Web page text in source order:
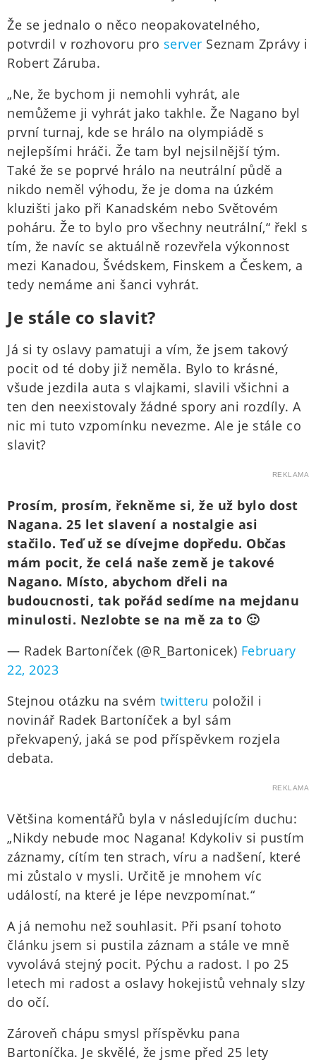
Že se jednalo o něco neopakovatelného,
potvrdil v rozhovoru pro server Seznam Zprávy i
Robert Záruba.
„Ne, že bychom ji nemohli vyhrát, ale
nemůžeme ji vyhrát jako takhle. Že Nagano byl
první turnaj, kde se hrálo na olympiádě s
nejlepšími hráči. Že tam byl nejsilnější tým.
Také že se poprvé hrálo na neutrální půdě a
nikdo neměl výhodu, že je doma na úzkém
kluzišti jako při Kanadském nebo Světovém
poháru. Že to bylo pro všechny neutrální,“ řekl s
tím, že navíc se aktuálně rozevřela výkonnost
mezi Kanadou, Švédskem, Finskem a Českem, a
tedy nemáme ani šanci vyhrát.
Je stále co slavit?
Já si ty oslavy pamatuji a vím, že jsem takový
pocit od té doby již neměla. Bylo to krásné,
všude jezdila auta s vlajkami, slavili všichni a
ten den neexistovaly žádné spory ani rozdíly. A
nic mi tuto vzpomínku nevezme. Ale je stále co
slavit?
REKLAMA
Prosím, prosím, řekněme si, že už bylo dost
Nagana. 25 let slavení a nostalgie asi
stačilo. Teď už se dívejme dopředu. Občas
mám pocit, že celá naše země je takové
Nagano. Místo, abychom dřeli na
budoucnosti, tak pořád sedíme na mejdanu
minulosti. Nezlobte se na mě za to 🙂
— Radek Bartoníček (@R_Bartonicek) February
22, 2023
Stejnou otázku na svém twitteru položil i
novinář Radek Bartoníček a byl sám
překvapený, jaká se pod příspěvkem rozjela
debata.
REKLAMA
Většina komentářů byla v následujícím duchu:
„Nikdy nebude moc Nagana! Kdykoliv si pustím
záznamy, cítím ten strach, víru a nadšení, které
mi zůstalo v mysli. Určitě je mnohem víc
událostí, na které je lépe nevzpomínat.“
A já nemohu než souhlasit. Při psaní tohoto
článku jsem si pustila záznam a stále ve mně
vyvolává stejný pocit. Pýchu a radost. I po 25
letech mi radost a oslavy hokejistů vehnaly slzy
do očí.
Zároveň chápu smysl příspěvku pana
Bartoníčka. Je skvělé, že jsme před 25 lety